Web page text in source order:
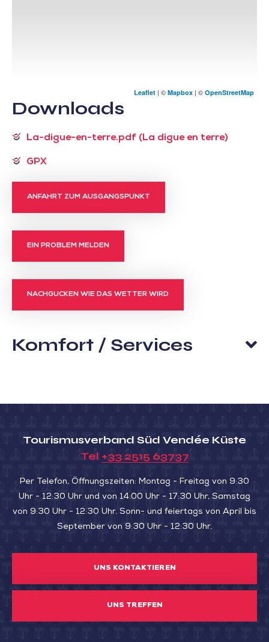
Leaflet | © Mapbox | © OpenStreetMap
Downloads
La-digue-en-terre.pdf (La digue en terre)
GPX
ANFAHRT ZUM AUSGANGSPUNKT
EIN PROBLEM MELDEN
NACHGUCKEN WIE DAS WETTER WIRD
Komfort / Services
Tourismusverband Süd Vendée Küste
Tel +33 2515 63737
Per Telefon, Öffnungszeiten: Montag - Freitag von 9:30
Uhr - 12:30 Uhr und von 14:00 Uhr - 17:30 Uhr, Samstag
von 9:30 Uhr - 12:30 Uhr. Sonn- und feiertags von April bis
September von 9:30 Uhr - 12:30 Uhr.
UNS KONTAKTIEREN
UNS TREFFEN